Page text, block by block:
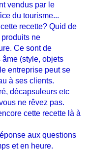
vendus par le
du tourisme...
recette? Quid de
ne
Ce sont de
(style, objets
entreprise peut se
à ses clients.
décapsuleurs etc
ne rêvez pas.
cette recette là à
aux questions
et en heure.